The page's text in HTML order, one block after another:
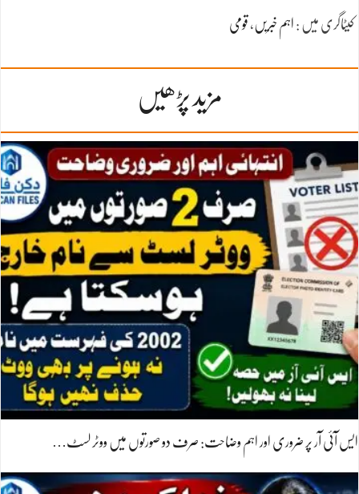
کیٹاگری میں : اہم خبریں ، قومی
مزید پڑھیں
ایس آئی آر پر ضروری اور اہم وضاحت: صرف دو صورتوں میں ووٹر لسٹ…